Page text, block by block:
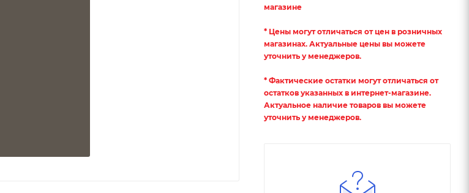
магазине
* Цены могут отличаться от цен в розничных
магазинах. Актуальные цены вы можете
уточнить у менеджеров.
* Фактические остатки могут отличаться от
остатков указанных в интернет-магазине.
Актуальное наличие товаров вы можете
уточнить у менеджеров.